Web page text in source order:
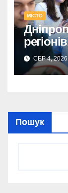
МІСТО
СЕР 4, 2026
Пошук